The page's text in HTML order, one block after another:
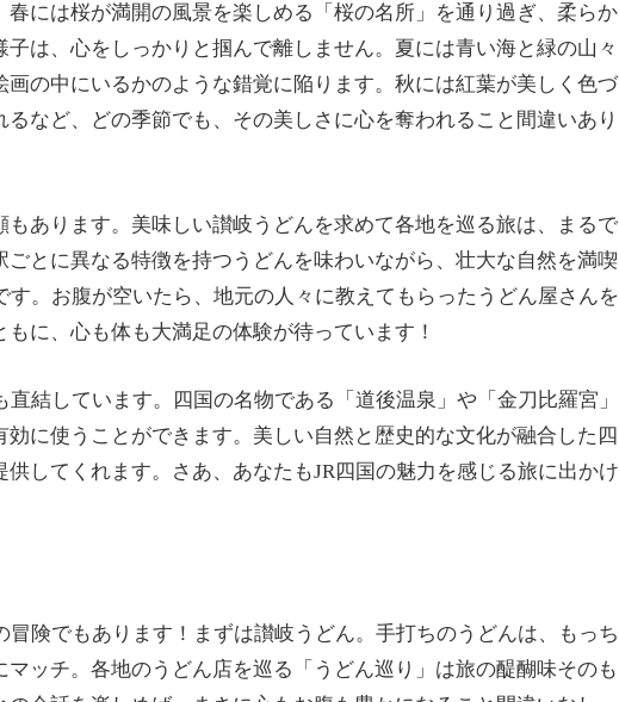
には桜が満開の風景を楽しめる「桜の名所」を通り過ぎ、柔らか
は、心をしっかりと掴んで離しません。夏には青い海と緑の山々
の中にいるかのような錯覚に陥ります。秋には紅葉が美しく色づ
など、どの季節でも、その美しさに心を奪われること間違いあり
あります。美味しい讃岐うどんを求めて各地を巡る旅は、まるで
とに異なる特徴を持つうどんを味わいながら、壮大な自然を満喫
。お腹が空いたら、地元の人々に教えてもらったうどん屋さんを
に、心も体も大満足の体験が待っています！
結しています。四国の名物である「道後温泉」や「金刀比羅宮」
に使うことができます。美しい自然と歴史的な文化が融合した四
してくれます。さあ、あなたもJR四国の魅力を感じる旅に出かけ
険でもあります！まずは讃岐うどん。手打ちのうどんは、もっち
ッチ。各地のうどん店を巡る「うどん巡り」は旅の醍醐味そのも